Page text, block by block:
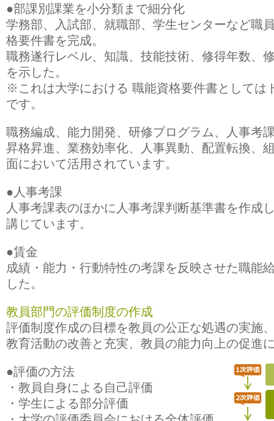
●部課別課業を小分類まで細分化
学務部、入試部、就職部、学生センターなど職
格要件書を完成。
職務遂行レベル、知識、技能技術、修得年数、
を示した。
※これは大学における 職能資格要件書としては
です。
職務編成、能力開発、研修プログラム、人事考
昇格昇進、業務効率化、人事異動、配置転換、
面において活用されています。
●人事考課
人事考課表のほかに人事考課判断基準書を作成
講じています。
●賃金
成績・能力・行動特性の考課を反映させた職能
した。
教員部門の評価制度の作成
評価制度作成の目標を教員の公正な処遇の実施
教育活動の改善と充実、教員の能力向上の促進
●評価の方法
・教員自身による自己評価
・学生による部分評価